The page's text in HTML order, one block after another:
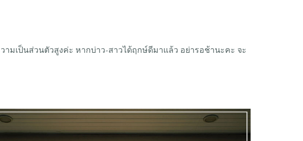
มเป็นส่วนตัวสูงค่ะ หากบ่าว-สาวได้ฤกษ์ดีมาแล้ว อย่ารอช้านะคะ จะ